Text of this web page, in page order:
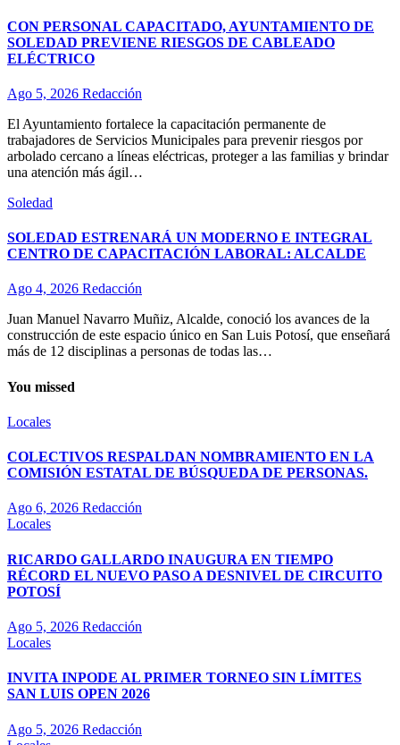
CON PERSONAL CAPACITADO, AYUNTAMIENTO DE
SOLEDAD PREVIENE RIESGOS DE CABLEADO
ELÉCTRICO
Ago 5, 2026 Redacción
El Ayuntamiento fortalece la capacitación permanente de
trabajadores de Servicios Municipales para prevenir riesgos por
arbolado cercano a líneas eléctricas, proteger a las familias y brindar
una atención más ágil…
Soledad
SOLEDAD ESTRENARÁ UN MODERNO E INTEGRAL
CENTRO DE CAPACITACIÓN LABORAL: ALCALDE
Ago 4, 2026 Redacción
Juan Manuel Navarro Muñiz, Alcalde, conoció los avances de la
construcción de este espacio único en San Luis Potosí, que enseñará
más de 12 disciplinas a personas de todas las…
You missed
Locales
COLECTIVOS RESPALDAN NOMBRAMIENTO EN LA
COMISIÓN ESTATAL DE BÚSQUEDA DE PERSONAS.
Ago 6, 2026 Redacción
Locales
RICARDO GALLARDO INAUGURA EN TIEMPO
RÉCORD EL NUEVO PASO A DESNIVEL DE CIRCUITO
POTOSÍ
Ago 5, 2026 Redacción
Locales
INVITA INPODE AL PRIMER TORNEO SIN LÍMITES
SAN LUIS OPEN 2026
Ago 5, 2026 Redacción